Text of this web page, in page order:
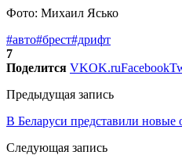
Фото: Михаил Ясько
#авто#брест#дрифт
7
Поделится VKOK.ruFacebook
Предыдущая запись
В Беларуси представили
Следующая запись